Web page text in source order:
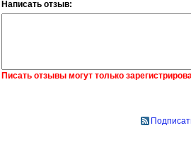
Написать отзыв:
Писать отзывы могут только